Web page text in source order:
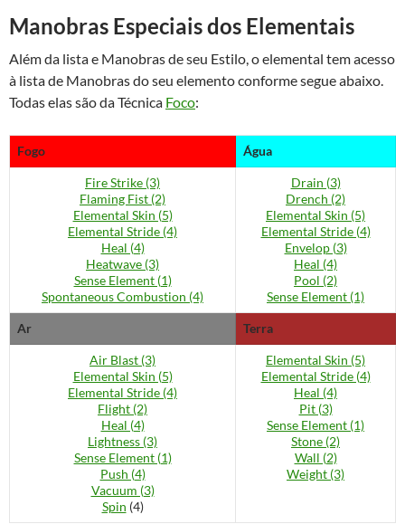
Manobras Especiais dos Elementais
Além da lista e Manobras de seu Estilo, o elemental tem acesso
à lista de Manobras do seu elemento conforme segue abaixo.
Todas elas são da Técnica Foco:
Fogo Água
Fire Strike (3)
Flaming Fist (2)
Elemental Skin (5)
Elemental Stride (4)
Heal (4)
Heatwave (3)
Sense Element (1)
Spontaneous Combustion (4)
Drain (3)
Drench (2)
Elemental Skin (5)
Elemental Stride (4)
Envelop (3)
Heal (4)
Pool (2)
Sense Element (1)
Ar Terra
Air Blast (3)
Elemental Skin (5)
Elemental Stride (4)
Flight (2)
Heal (4)
Lightness (3)
Sense Element (1)
Push (4)
Vacuum (3)
Spin (4)
Elemental Skin (5)
Elemental Stride (4)
Heal (4)
Pit (3)
Sense Element (1)
Stone (2)
Wall (2)
Weight (3)